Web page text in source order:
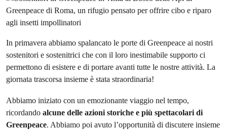
In primavera abbiamo spalancato le porte di Greenpeace ai nostri
sostenitori e sostenitrici che con il loro inestimabile supporto ci
permettono di esistere e di portare avanti tutte le nostre attività. La
giornata trascorsa insieme è stata straordinaria!
Abbiamo iniziato con un emozionante viaggio nel tempo,
ricordando alcune delle azioni storiche e più spettacolari di
Greenpeace. Abbiamo poi avuto l’opportunità di discutere insieme